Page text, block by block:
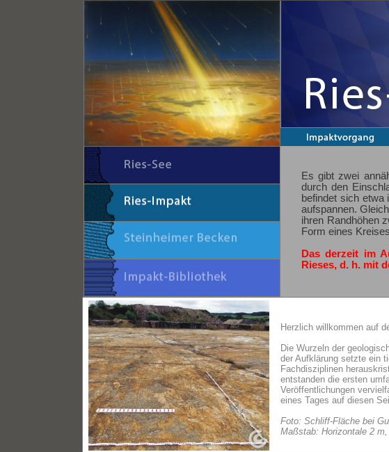
Es gibt zwei
durch den
befindet sich
aufspannen.
ihren Randhöhen
Form eines
Das derzeit im
Rieses, d. h. mit
Herzlich willkommen auf
Die Wurzeln der
der Aufklärung setzte ein
Fachdisziplinen
entstanden die ersten
Veröffentlichungen
eines Tages auf diesen
Foto: Schliff-Fläche bei
Maßstab: Horizontale 2